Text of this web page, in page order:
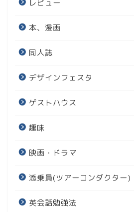
レビュー
本、漫画
同人誌
デザインフェスタ
ゲストハウス
趣味
映画・ドラマ
添乗員(ツアーコンダクター)
英会話勉強法